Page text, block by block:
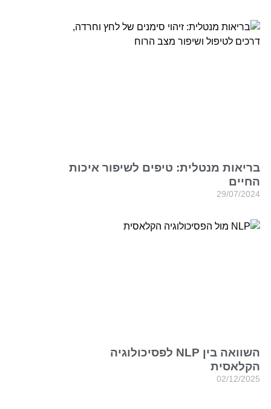
בריאות מנטלית: טיפים לשיפור איכות
החיים
29/07/2024
השוואה בין NLP לפסיכולוגיה
הקלאסית
02/12/2025